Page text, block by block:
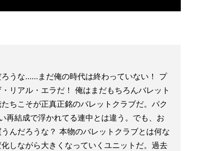
うな……まだ俺の時代は終わっていない！ プ
リアル・エラだ！ 俺はまだもちろんバレット
ちこそが正真正銘のバレットクラブだ。パク
再結成で浮かれてる連中とは違う。でも、お
んだろうな？ 本物のバレットクラブとは何な
しながら大きくなっていくユニットだ。過去